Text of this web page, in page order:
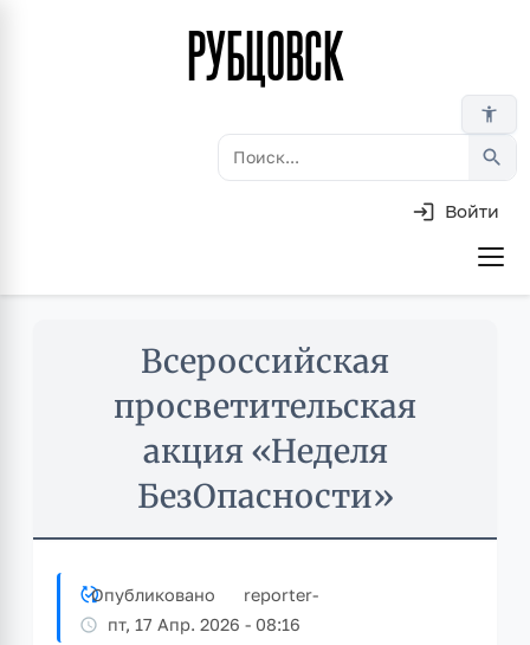
РУБЦОВСК
accessibility_new
search
Войти
Всероссийская
просветительская
акция «Неделя
БезОпасности»
Опубликовано reporter-
пт, 17 Апр. 2026 - 08:16